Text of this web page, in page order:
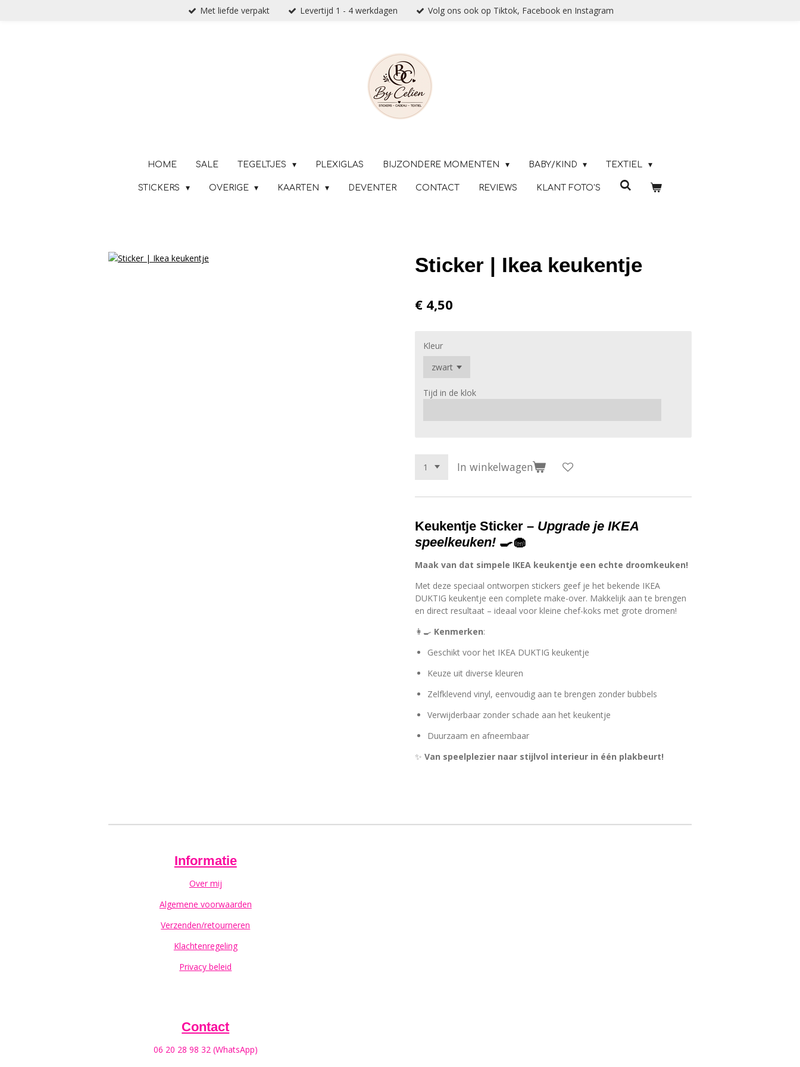
Met liefde verpakt Levertijd 1 - 4 werkdagen Volg ons ook op Tiktok, Facebook en Instagram
HOME SALE TEGELTJES PLEXIGLAS BIJZONDERE MOMENTEN BABY/KIND TEXTIEL
STICKERS OVERIGE KAARTEN DEVENTER CONTACT REVIEWS KLANT FOTO'S
Sticker | Ikea keukentje
€ 4,50
Kleur
Tijd in de klok
In winkelwagen
Keukentje Sticker – Upgrade je IKEA
speelkeuken! 🍳🧁
Maak van dat simpele IKEA keukentje een echte droomkeuken!
Met deze speciaal ontworpen stickers geef je het bekende IKEA
DUKTIG keukentje een complete make-over. Makkelijk aan te brengen
en direct resultaat – ideaal voor kleine chef-koks met grote dromen!
👩‍🍳 Kenmerken:
Geschikt voor het IKEA DUKTIG keukentje
Keuze uit diverse kleuren
Zelfklevend vinyl, eenvoudig aan te brengen zonder bubbels
Verwijderbaar zonder schade aan het keukentje
Duurzaam en afneembaar
✨ Van speelplezier naar stijlvol interieur in één plakbeurt!
Informatie
Over mij
Algemene voorwaarden
Verzenden/retourneren
Klachtenregeling
Privacy beleid
Contact
06 20 28 98 32 (WhatsApp)